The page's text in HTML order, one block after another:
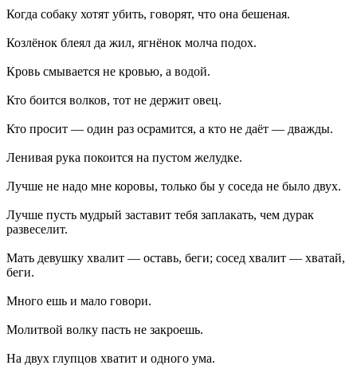
Когда собаку хотят убить, говорят, что она бешеная.
Козлёнок блеял да жил, ягнёнок молча подох.
Кровь смывается не кровью, а водой.
Кто боится волков, тот не держит овец.
Кто просит — один раз осрамится, а кто не даёт — дважды.
Ленивая рука покоится на пустом желудке.
Лучше не надо мне коровы, только бы у соседа не было двух.
Лучше пусть мудрый заставит тебя заплакать, чем дурак
развеселит.
Мать девушку хвалит — оставь, беги; сосед хвалит — хватай,
беги.
Много ешь и мало говори.
Молитвой волку пасть не закроешь.
На двух глупцов хватит и одного ума.